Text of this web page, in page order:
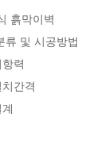
흙막이벽
류 및 시공방법
력
간격